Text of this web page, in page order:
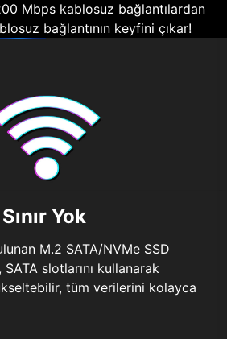
Mbps kablosuz bağlantılardan
bağlantının keyfini çıkar!
Yok
M.2 SATA/NVMe SSD
slotlarını kullanarak
tüm verilerini kolayca